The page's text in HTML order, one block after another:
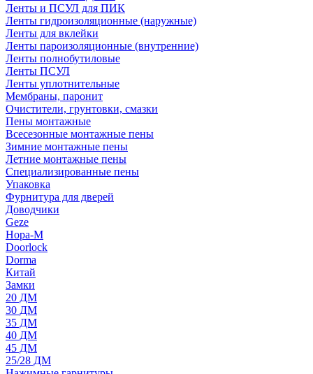
Ленты и ПСУЛ для ПИК
Ленты гидроизоляционные (наружные)
Ленты для вклейки
Ленты пароизоляционные (внутренние)
Ленты полнобутиловые
Ленты ПСУЛ
Ленты уплотнительные
Мембраны, паронит
Очистители, грунтовки, смазки
Пены монтажные
Всесезонные монтажные пены
Зимние монтажные пены
Летние монтажные пены
Специализированные пены
Упаковка
Фурнитура для дверей
Доводчики
Geze
Нора-М
Doorlock
Dorma
Китай
Замки
20 ДМ
30 ДМ
35 ДМ
40 ДМ
45 ДМ
25/28 ДМ